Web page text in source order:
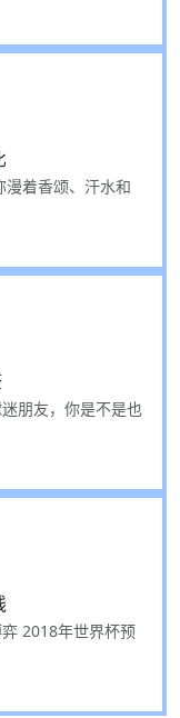
着香颂、汗水和
朋友，你是不是也
2018年世界杯预